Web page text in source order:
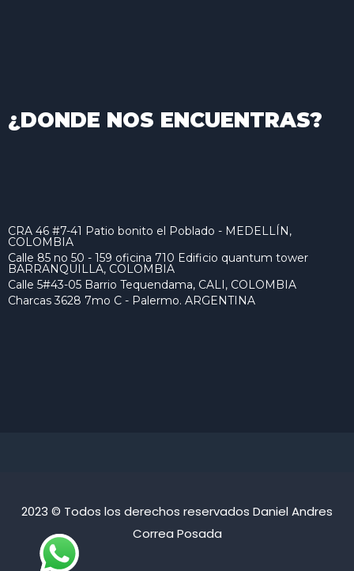
¿DONDE NOS ENCUENTRAS?
CRA 46 #7-41 Patio bonito el Poblado - MEDELLÍN,
COLOMBIA
Calle 85 no 50 - 159 oficina 710 Edificio quantum tower
BARRANQUILLA, COLOMBIA
Calle 5#43-05 Barrio Tequendama, CALI, COLOMBIA
Charcas 3628 7mo C - Palermo. ARGENTINA
2023 © Todos los derechos reservados Daniel Andres
Correa Posada